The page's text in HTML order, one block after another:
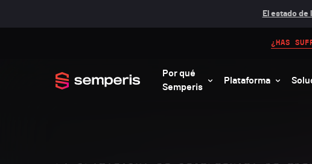
El estado de
Por qué
Semperis
Plataforma
¿HAS